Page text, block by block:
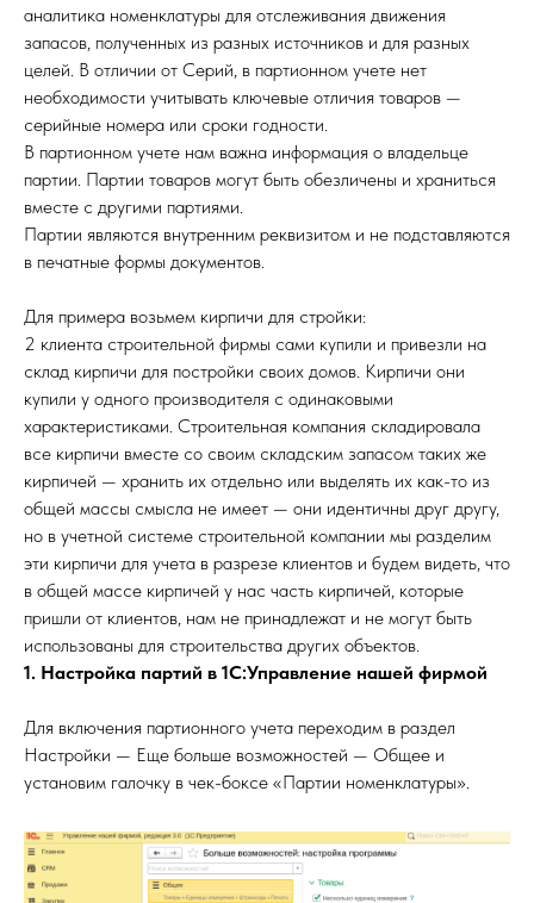
аналитика номенклатуры для отслеживания движения
запасов, полученных из разных источников и для разных
целей. В отличии от Серий, в партионном учете нет
необходимости учитывать ключевые отличия товаров —
серийные номера или сроки годности.
В партионном учете нам важна информация о владельце
партии. Партии товаров могут быть обезличены и храниться
вместе с другими партиями.
Партии являются внутренним реквизитом и не подставляются
в печатные формы документов.
Для примера возьмем кирпичи для стройки:
2 клиента строительной фирмы сами купили и привезли на
склад кирпичи для постройки своих домов. Кирпичи они
купили у одного производителя с одинаковыми
характеристиками. Строительная компания складировала
все кирпичи вместе со своим складским запасом таких же
кирпичей — хранить их отдельно или выделять их как-то из
общей массы смысла не имеет — они идентичны друг другу,
но в учетной системе строительной компании мы разделим
эти кирпичи для учета в разрезе клиентов и будем видеть, что
в общей массе кирпичей у нас часть кирпичей, которые
пришли от клиентов, нам не принадлежат и не могут быть
использованы для строительства других объектов.
1. Настройка партий в 1С:Управление нашей фирмой
Для включения партионного учета переходим в раздел
Настройки — Еще больше возможностей — Общее и
установим галочку в чек-боксе «Партии номенклатуры».